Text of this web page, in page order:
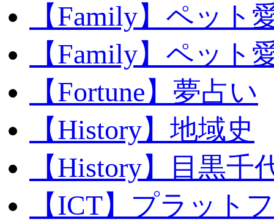
【Family】ペット
【Family】ペット
【Fortune】夢占い
【History】地域史
【History】目黒千
【ICT】プラット